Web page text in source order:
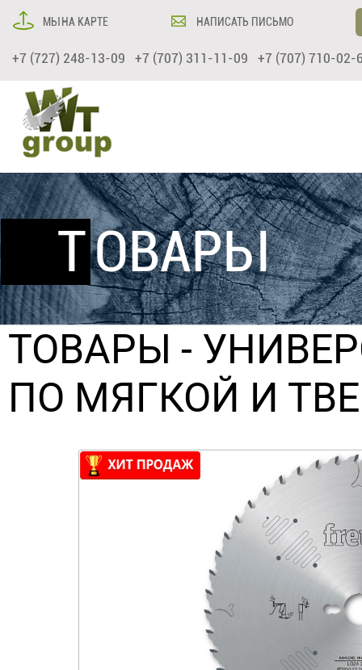
МЫ НА КАРТЕ НАПИСАТЬ ПИСЬМО
+7 (727) 248-13-09 +7 (707) 311-11-09 +7 (707) 710-02-
ТОВАРЫ
ТОВАРЫ -
ПО МЯГКОЙ И